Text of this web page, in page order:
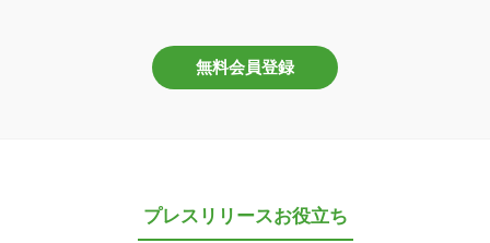
無料会員登録
プレスリリースお役立ち